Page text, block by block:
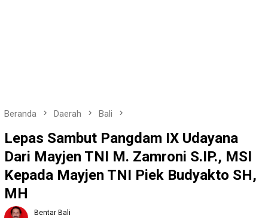
Beranda Daerah Bali
Lepas Sambut Pangdam IX Udayana
Dari Mayjen TNI M. Zamroni S.IP., MSI
Kepada Mayjen TNI Piek Budyakto SH,
MH
Bentar Bali